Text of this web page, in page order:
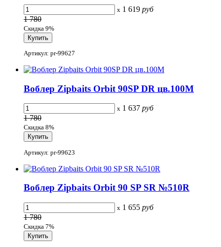
x 1 619 руб
1 780
Скидка 9%
Артикул: pr-99627
Воблер Zipbaits Orbit 90SP DR цв.100M
x 1 637 руб
1 780
Скидка 8%
Артикул: pr-99623
Воблер Zipbaits Orbit 90 SP SR №510R
x 1 655 руб
1 780
Скидка 7%